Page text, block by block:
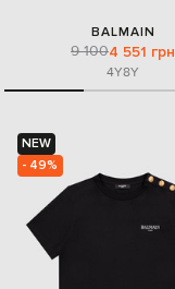
BALMAIN
9 1004 551 грн
4Y8Y
NEW
- 49%